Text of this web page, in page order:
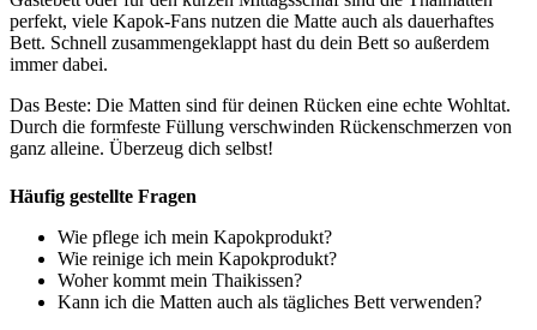
perfekt, viele Kapok-Fans nutzen die Matte auch als dauerhaftes
Bett. Schnell zusammengeklappt hast du dein Bett so außerdem
immer dabei.
Das Beste: Die Matten sind für deinen Rücken eine echte Wohltat.
Durch die formfeste Füllung verschwinden Rückenschmerzen von
ganz alleine. Überzeug dich selbst!
Häufig gestellte Fragen
Wie pflege ich mein Kapokprodukt?
Wie reinige ich mein Kapokprodukt?
Woher kommt mein Thaikissen?
Kann ich die Matten auch als tägliches Bett verwenden?